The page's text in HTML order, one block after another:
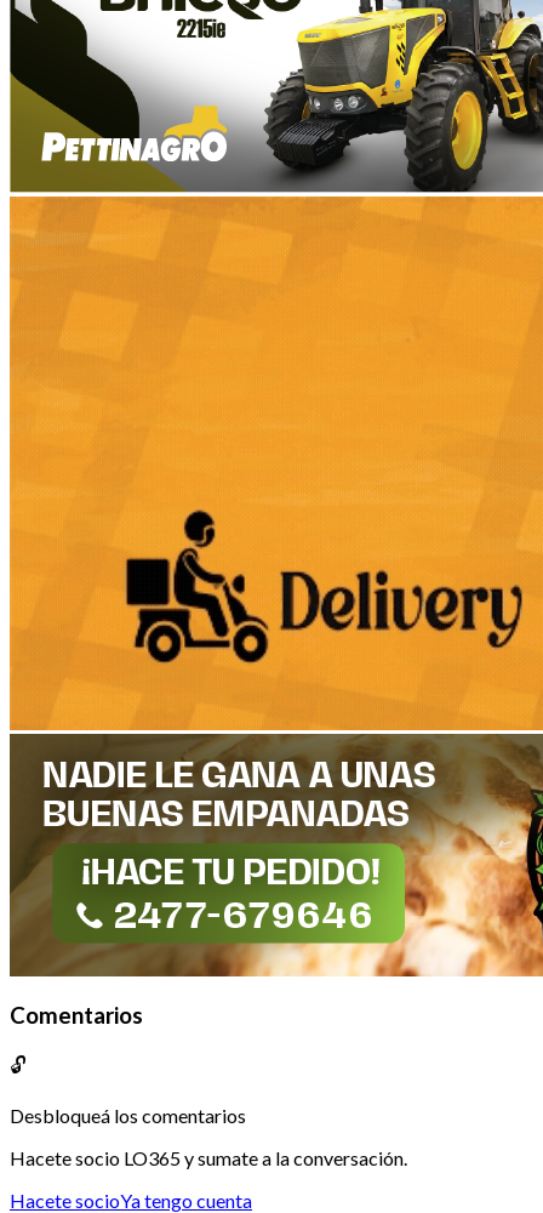
Comentarios
🔓
Desbloqueá los comentarios
Hacete socio LO365 y sumate a la conversación.
Hacete socioYa tengo cuenta